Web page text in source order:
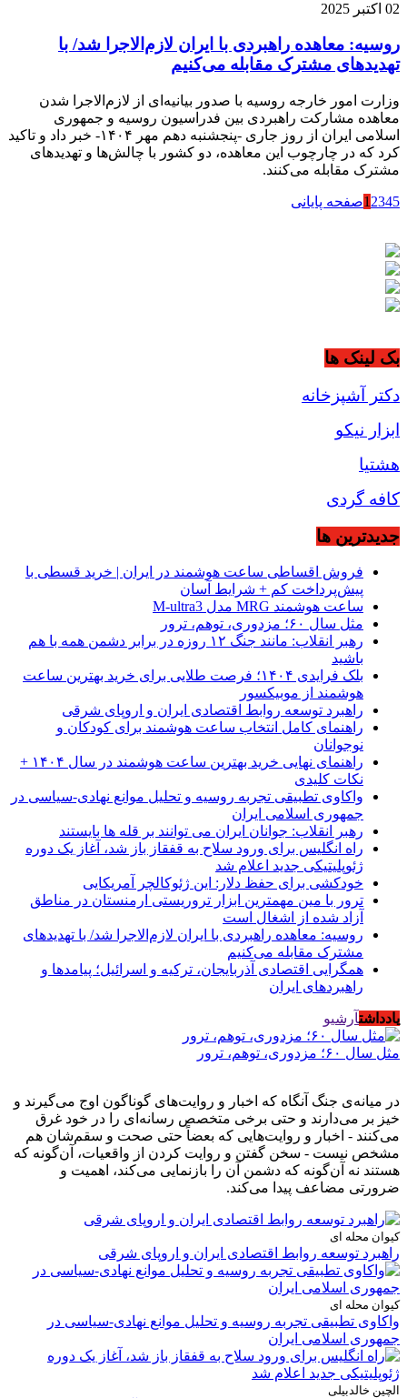
02 اکتبر 2025
روسیه: معاهده راهبردی با ایران لازم‌الاجرا شد/ با
تهدیدهای مشترک مقابله می‌کنیم
وزارت امور خارجه روسیه با صدور بیانیه‌ای از لازم‌الاجرا شدن
معاهده مشارکت راهبردی بین فدراسیون روسیه و جمهوری
اسلامی ایران از روز جاری -پنجشنبه دهم مهر ۱۴۰۴- خبر داد و تاکید
کرد که در چارچوب این معاهده، دو کشور با چالش‌ها و تهدیدهای
مشترک مقابله می‌کنند.
1 2345 صفحه پایانی
بک لینک ها
دکتر آشپزخانه
ابزار نیکو
هشتیا
کافه گردی
جديدترين ها
فروش اقساطی ساعت هوشمند در ایران | خرید قسطی با
پیش‌پرداخت کم + شرایط آسان
ساعت هوشمند MRG مدل M-ultra3
مثل سال ۶۰؛ مزدوری، توهم، ترور
رهبر انقلاب: مانند جنگ ۱۲ روزه در برابر دشمن همه با هم
باشید
بلک فرایدی ۱۴۰۴؛ فرصت طلایی برای خرید بهترین ساعت
هوشمند از موبیکسور
راهبرد توسعه روابط اقتصادی ایران و اروپای شرقی
راهنمای کامل انتخاب ساعت هوشمند برای کودکان و
نوجوانان
راهنمای نهایی خرید بهترین ساعت هوشمند در سال ۱۴۰۴ +
نکات کلیدی
واکاوی تطبیقی تجربه روسیه و تحلیل موانع نهادی-سیاسی در
جمهوری اسلامی ایران
رهبر انقلاب: جوانان ایران می توانند بر قله ها بایستند
راه انگلیس برای ورود سلاح به قفقاز باز شد، آغاز یک دوره
ژئوپلیتیکی جدید اعلام شد
خودکشی برای حفظ دلار: این ژئوکالچر آمریکایی
ترور با مین مهمترین ابزار تروریستی ارمنستان در مناطق
آزاد شده از اشغال است
روسیه: معاهده راهبردی با ایران لازم‌الاجرا شد/ با تهدیدهای
مشترک مقابله می‌کنیم
همگرایی اقتصادی آذربایجان، ترکیه و اسرائیل؛ پیامدها و
راهبردهای ایران
یادداشتآرشیو
مثل سال ۶۰؛ مزدوری، توهم، ترور
در میانه‌ی جنگ آنگاه که اخبار و روایت‌های گوناگون اوج می‌گیرند و
خیز بر می‌دارند و حتی برخی متخصص رسانه‌ای را در خود غرق
می‌کنند - اخبار و روایت‌هایی که بعضاً حتی صحت و سقم‌شان هم
مشخص نیست - سخن گفتن و روایت کردن از واقعیات، آن‌گونه که
هستند نه آن‌گونه که دشمن آن را بازنمایی می‌کند، اهمیت و
ضرورتی مضاعف پیدا می‌کند.
کیوان محله ای
راهبرد توسعه روابط اقتصادی ایران و اروپای شرقی
کیوان محله ای
واکاوی تطبیقی تجربه روسیه و تحلیل موانع نهادی-سیاسی در
جمهوری اسلامی ایران
الچین خالدبیلی